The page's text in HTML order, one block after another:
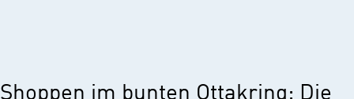
Shoppen im bunten Ottakring: Die